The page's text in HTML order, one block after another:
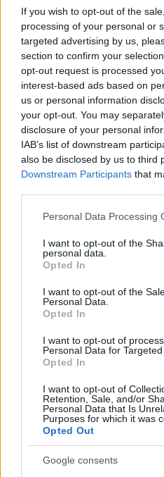
If you wish to opt-out of the
processing of your personal or
targeted advertising by us,
section to confirm your
opt-out request is processed
interest-based ads based on
us or personal information
your opt-out. You may
disclosure of your personal
IAB’s list of downstream
also be disclosed by us to third
Downstream Participants that
Please note that this website/
not limited to your visit or
grant or deny consent to
use your data for below
consent section.
Personal Data Processing
I want to opt-out of the
personal data.
Opted In
I want to opt-out of the
Personal Data.
Opted In
I want to opt-out of
Personal Data for Targeted
Opted In
I want to opt-out of
Retention, Sale, and/or
Personal Data that Is
Purposes for which it was
Opted Out
Google consents
DodajTabletowojako
Google
Nasze artykuły będą częściej
Udostępnij Udostępnij
Karol Kunat
Osiem lat owocnej
© 2026 Tabletowo.pl. Wszelkie prawa
KONTAKT
REDAKCJA
REKLAMA
POLITYKA PRYWATNOŚCI